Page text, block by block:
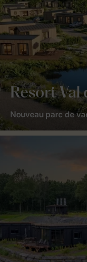
Resort Val
Nouveau parc de